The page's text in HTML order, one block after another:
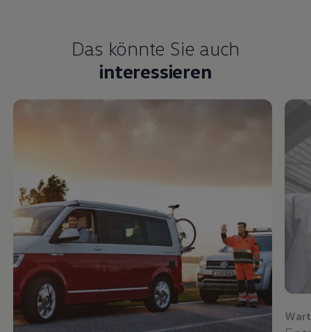
Das könnte Sie auch
interessieren